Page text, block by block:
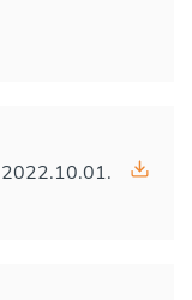
2022.10.01.